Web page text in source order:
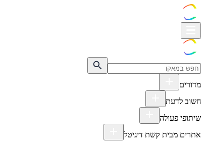
מדורים
חשוב לדעת
שיתופי פעולה
אתרים מבית קשת דיגיטל